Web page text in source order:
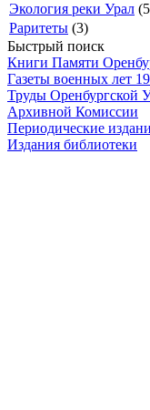
Экология реки Урал
Раритеты (3)
Быстрый поиск
Книги Памяти
Газеты военных лет
Труды Оренбургской
Архивной Комиссии
Периодические
Издания библиотеки